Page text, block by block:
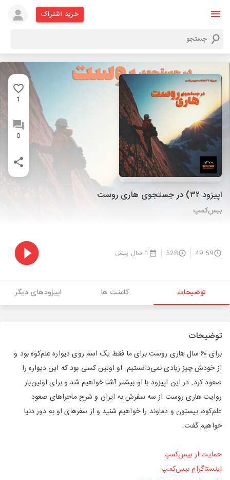
خرید اشتراک
1
0
اپیزود ۳۲) در جستجوی هاری روست
بیس‌کمپ
49:59
528 1 سال پیش
توضیحات کامنت ها اپیزودهای دیگر
توضیحات
برای ۶۰ سال هاری روست برای ما فقط یک اسم روی دیواره علم‌کوه بود و
از خودش چیز زیادی نمی‌دانستیم. او اولین کسی بود که این دیواره را
صعود کرد. در این اپیزود با او بیشتر آشنا خواهیم شد و برای اولین‌بار
روایت هاری روست از سه سفرش به ایران و شرح ماجراهای صعود
علم‌کوه، بیستون و دماوند را خواهیم شنید و از سفرهای او به دور دنیا
خواهیم گفت.
حمایت از بیس‌کمپ
اینستاگرام بیس‌کمپ